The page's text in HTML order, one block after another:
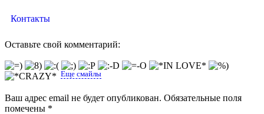
Контакты
Оставьте свой комментарий:
Еще смайлы
Ваш адрес email не будет опубликован. Обязательные поля
помечены *